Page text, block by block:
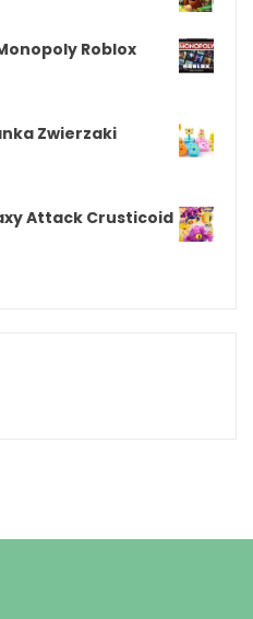
Roblox
Zwierzaki
Attack Crusticoid